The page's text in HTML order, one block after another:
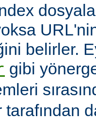
belirler.
gibi